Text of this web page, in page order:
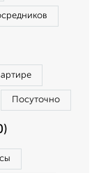
Посуточно